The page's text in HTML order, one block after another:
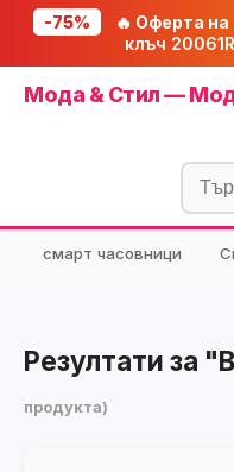
-75% 🔥 Оферта на
клъч
Мода & Стил —
смарт часовници
Резултати за
продукта)